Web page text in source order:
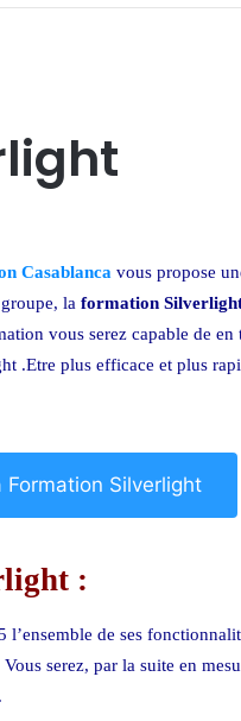
Casablanca vous propose
la formation
vous serez capable de en
.Etre plus efficace et plus
Formation Silverlight
:
de ses
serez, par la suite en